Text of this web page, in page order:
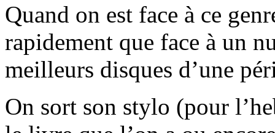
Quand on est face à ce
rapidement que face à un
meilleurs disques d’une
On sort son stylo (pour